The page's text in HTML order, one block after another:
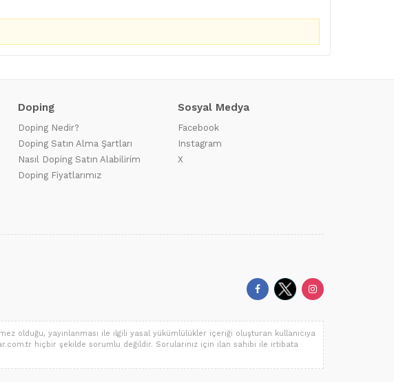
Doping
Doping Nedir?
Doping Satın Alma Şartları
Nasıl Doping Satın Alabilirim
Doping Fiyatlarımız
Sosyal Medya
Facebook
Instagram
X
olduğu, yayınlanması ile ilgili yasal yükümlülükler içeriği oluşturan kullanıcıya
hiçbir şekilde sorumlu değildir. Sorularınız için ilan sahibi ile irtibata